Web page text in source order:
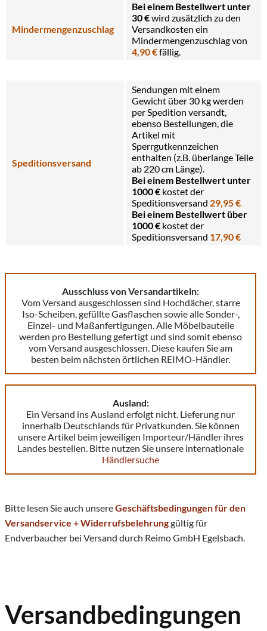
Mindermengenzuschlag
Bei einem Bestellwert unter
30€wird zusätzlich zu den
Versandkosten ein
Mindermengenzuschlag von
4,90 €fällig.
Speditionsversand
Sendungen mit einem
Gewicht über 30 kg werden
per Spedition versandt,
ebenso Bestellungen, die
Artikel mit
Sperrgutkennzeichen
enthalten (z.B. überlange Teile
ab 220 cm Länge).
Bei einem Bestellwert unter
1000 € kostet der
Speditionsversand 29,95 €.
Bei einem Bestellwert über
1000 € kostet der
Speditionsversand 17,90 €
Ausschluss von Versandartikeln:
Vom Versand ausgeschlossen sind Hochdächer, starre
Iso-Scheiben, gefüllte Gasflaschen sowie alle Sonder-,
Einzel- und Maßanfertigungen. Alle Möbelbauteile
werden pro Bestellung gefertigt und sind somit ebenso
vom Versand ausgeschlossen. Diese kaufen Sie am
besten beim nächsten örtlichen REIMO-Händler.
Ausland:
Ein Versand ins Ausland erfolgt nicht. Lieferung nur
innerhalb Deutschlands für Privatkunden. Sie können
unsere Artikel beim jeweiligen Importeur/Händler ihres
Landes bestellen. Bitte nutzen Sie unsere internationale
Händlersuche
Bitte lesen Sie auch unsereGeschäftsbedingungen für den
Versandservice + Widerrufsbelehrunggültig für
Endverbaucher bei Versand durch Reimo GmbH Egelsbach.
Versandbedingungen